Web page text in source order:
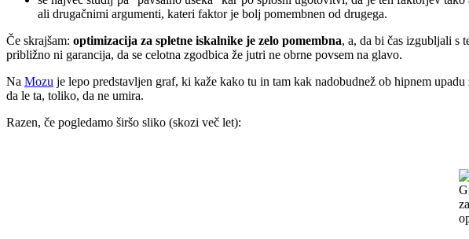
ali drugačnimi argumenti, kateri faktor je bolj pomembnen od drugega.
Če skrajšam: optimizacija za spletne iskalnike je zelo pomembna, a, da bi čas izgubljali s
približno ni garancija, da se celotna zgodbica že jutri ne obrne povsem na glavo.
Na Mozu je lepo predstavljen graf, ki kaže kako tu in tam kak nadobudnež ob hipnem
da le ta, toliko, da ne umira.
Razen, če pogledamo širšo sliko (skozi več let):